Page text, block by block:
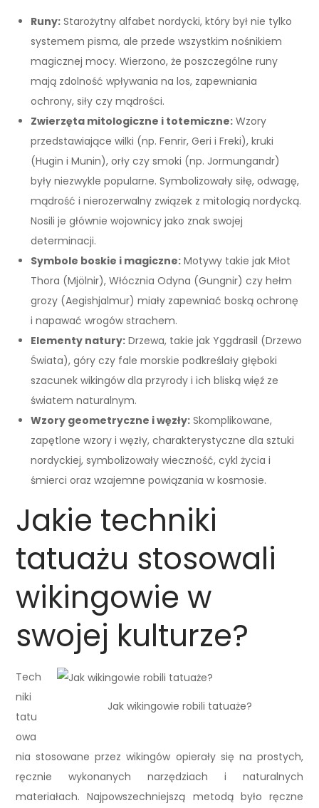
Runy: Starożytny alfabet nordycki, który był nie tylko
systemem pisma, ale przede wszystkim nośnikiem
magicznej mocy. Wierzono, że poszczególne runy
mają zdolność wpływania na los, zapewniania
ochrony, siły czy mądrości.
Zwierzęta mitologiczne i totemiczne: Wzory
przedstawiające wilki (np. Fenrir, Geri i Freki), kruki
(Hugin i Munin), orły czy smoki (np. Jormungandr)
były niezwykle popularne. Symbolizowały siłę, odwagę,
mądrość i nierozerwalny związek z mitologią nordycką.
Nosili je głównie wojownicy jako znak swojej
determinacji.
Symbole boskie i magiczne: Motywy takie jak Młot
Thora (Mjölnir), Włócznia Odyna (Gungnir) czy hełm
grozy (Aegishjalmur) miały zapewniać boską ochronę
i napawać wrogów strachem.
Elementy natury: Drzewa, takie jak Yggdrasil (Drzewo
Świata), góry czy fale morskie podkreślały głęboki
szacunek wikingów dla przyrody i ich bliską więź ze
światem naturalnym.
Wzory geometryczne i węzły: Skomplikowane,
zapętlone wzory i węzły, charakterystyczne dla sztuki
nordyckiej, symbolizowały wieczność, cykl życia i
śmierci oraz wzajemne powiązania w kosmosie.
Jakie techniki
tatuażu stosowali
wikingowie w
swojej kulturze?
Jak wikingowie robili tatuaże?
Tech
niki
tatu
owa
nia stosowane przez wikingów opierały się na prostych,
ręcznie wykonanych narzędziach i naturalnych
materiałach. Najpowszechniejszą metodą było ręczne